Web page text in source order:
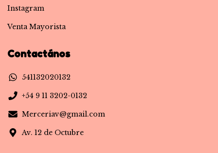
Instagram
Venta Mayorista
Contactános
541132020132
+54 9 11 3202-0132
Merceriav@gmail.com
Av. 12 de Octubre